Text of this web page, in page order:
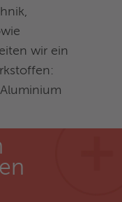
wir ein